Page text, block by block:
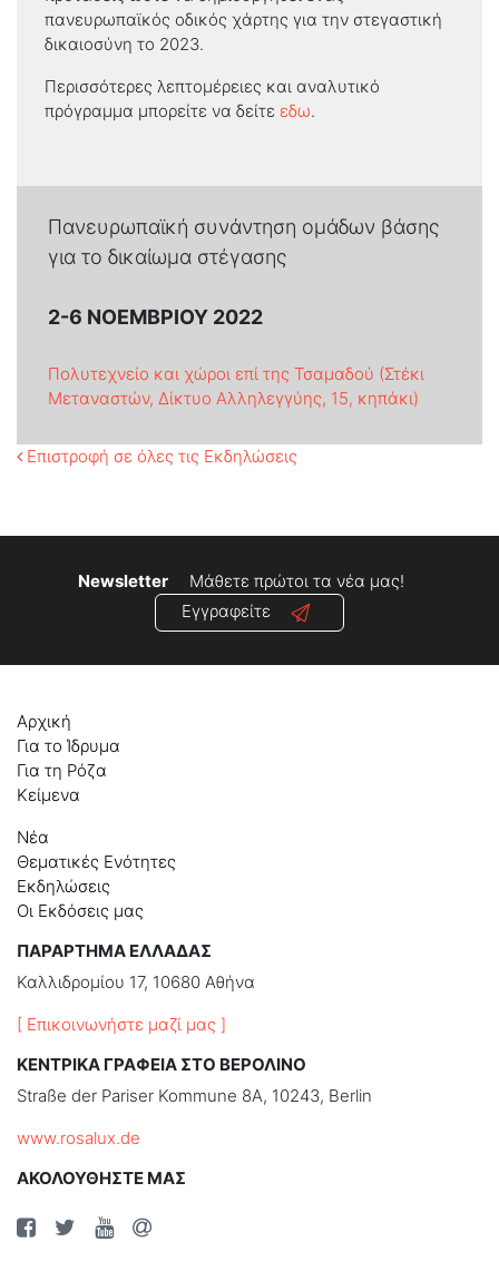
Πανευρωπαϊκή συνάντηση ομάδων βάσης
για το δικαίωμα στέγασης
2-6 ΝΟΕΜΒΡΊΟΥ 2022
Πολυτεχνείο και χώροι επί της Τσαμαδού (Στέκι
Μεταναστών, Δίκτυο Αλληλεγγύης, 15, κηπάκι)
πανευρωπαϊκός οδικός χάρτης για την στεγαστική
δικαιοσύνη το 2023.
Περισσότερες λεπτομέρειες και αναλυτικό
πρόγραμμα μπορείτε να δείτε εδω.
Επιστροφή σε όλες τις Εκδηλώσεις
Newsletter
Μάθετε πρώτοι τα νέα μας!
Εγγραφείτε
Αρχική
Για το Ίδρυμα
Για τη Ρόζα
Κείμενα
Νέα
Θεματικές Ενότητες
Εκδηλώσεις
Οι Εκδόσεις μας
ΠΑΡΑΡΤΗΜΑ ΕΛΛΑΔΑΣ
Καλλιδρομίου 17, 10680 Αθήνα
[ Επικοινωνήστε μαζί μας ]
ΚΕΝΤΡΙΚΑ ΓΡΑΦΕΙΑ ΣΤΟ ΒΕΡΟΛΙΝΟ
Straße der Pariser Kommune 8A, 10243, Berlin
www.rosalux.de
ΑΚΟΛΟΥΘΗΣΤΕ ΜΑΣ